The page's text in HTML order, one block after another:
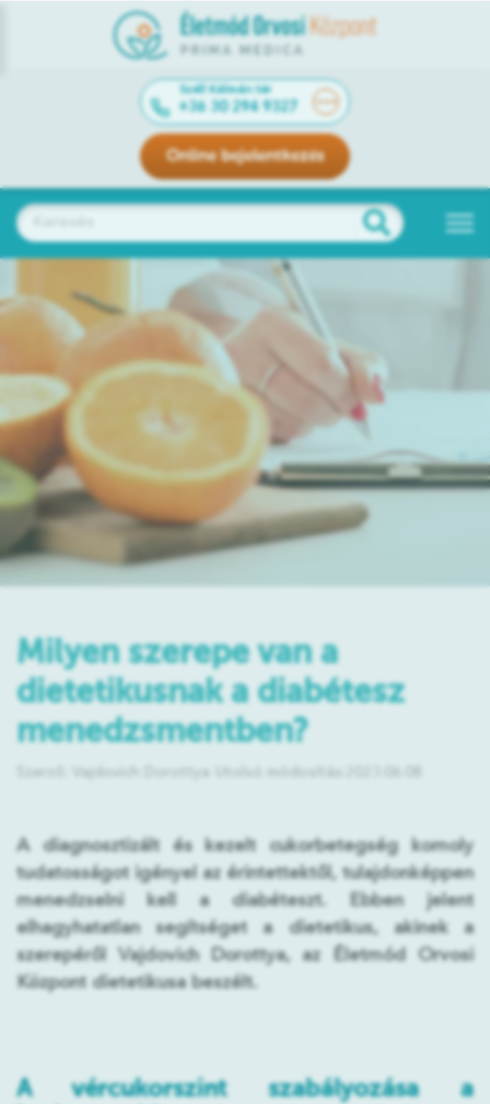
Széll Kálmán tér
+36 30 294 9327
Online bejelentkezés
Milyen szerepe van a
dietetikusnak a diabétesz
menedzsmentben?
Szerző: Vajdovich Dorottya
A diagnosztizált és kezelt cukorbetegség komoly
tudatosságot igényel az érintettektől, tulajdonképpen
menedzselni kell a diabéteszt. Ebben jelent
elhagyhatatlan segítséget a dietetikus, akinek a
szerepéről Vajdovich Dorottya, az Életmód Orvosi
Központ dietetikusa beszélt.
A vércukorszint szabályozása a